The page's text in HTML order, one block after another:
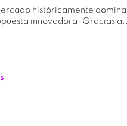
históricamente
innovadora. Gracias